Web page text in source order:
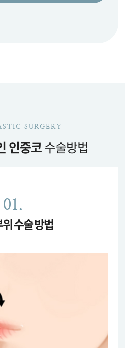
SURGERY
인중코수술방법
01.
수술 방법